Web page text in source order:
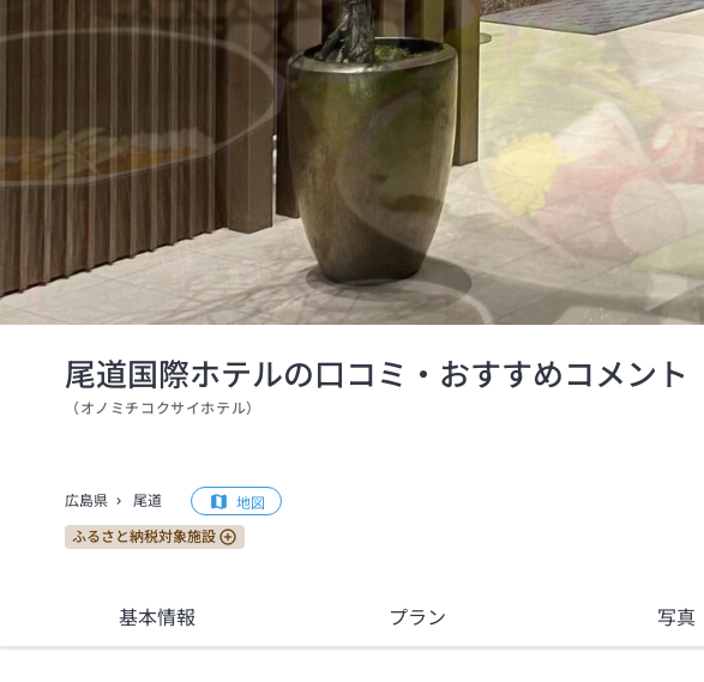
尾道国際ホテルの口コミ・おすすめコメント
（ オノミチコクサイホテル）
広島県 尾道 地図
ふるさと納税対象施設
基本情報 プラン 写真